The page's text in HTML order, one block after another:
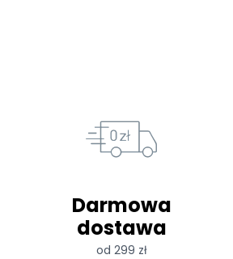
Darmowa
dostawa
od 299 zł